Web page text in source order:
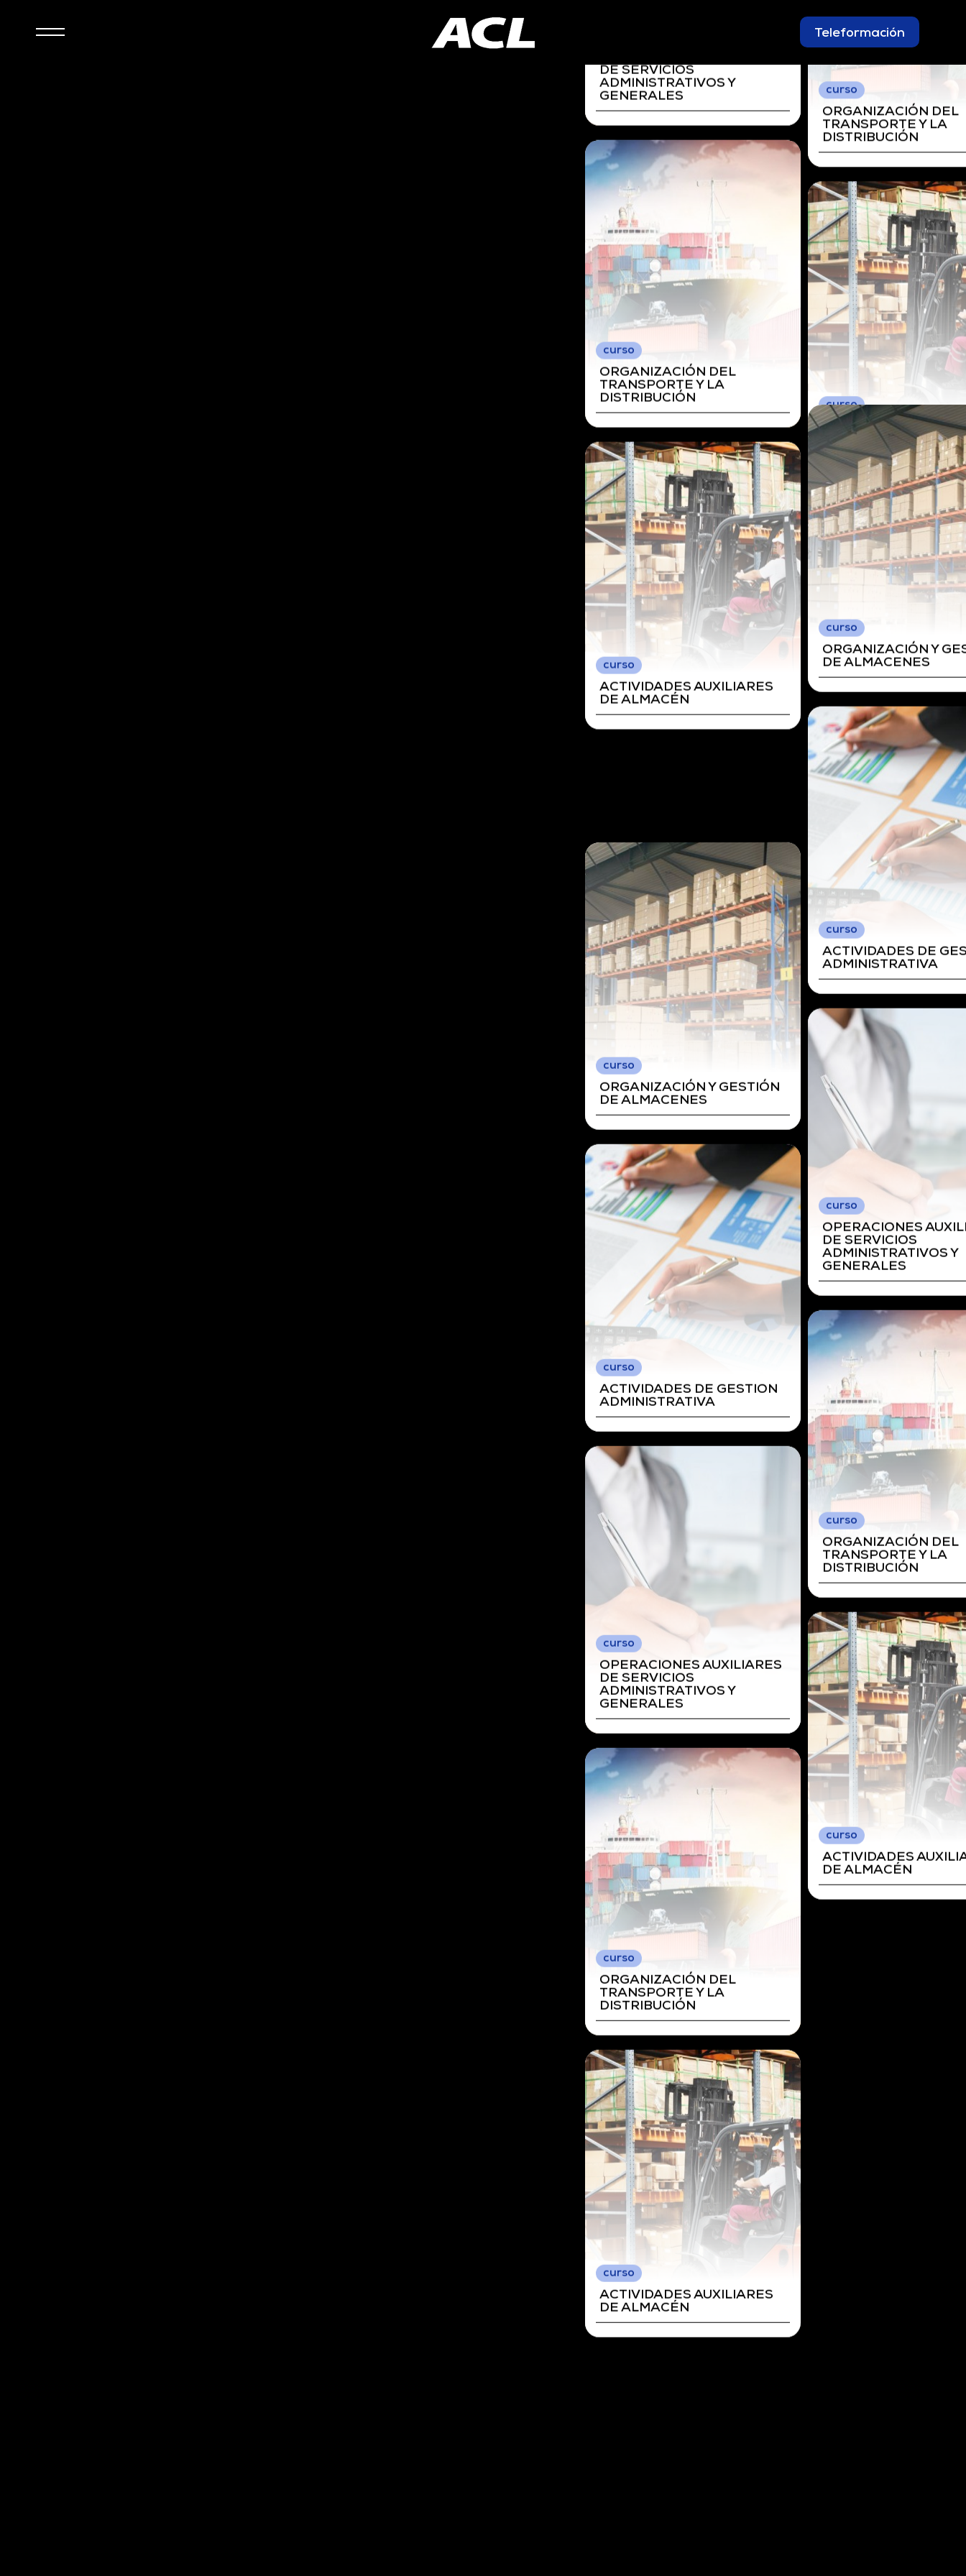
Teleformación
curso
ORGANIZACIÓN DEL
TRANSPORTE Y LA
DISTRIBUCIÓN
curso
ACTIVIDADES AUXILIARES
DE ALMACÉN
curso
ORGANIZACIÓN Y GESTIÓN
DE ALMACENES
curso
ACTIVIDADES DE GESTION
ADMINISTRATIVA
curso
OPERACIONES AUXILIARES
DE SERVICIOS
ADMINISTRATIVOS Y
GENERALES
curso
ORGANIZACIÓN DEL
TRANSPORTE Y LA
DISTRIBUCIÓN
curso
ACTIVIDADES AUXILIARES
DE ALMACÉN
curso
ORGANIZACIÓN DEL
TRANSPORTE Y LA
DISTRIBUCIÓN
curso
ACTIVIDADES
DE ALMACÉN
curso
ORGANIZACIÓN Y
DE ALMACENES
curso
ACTIVIDADES DE
ADMINISTRATIVA
curso
OPERACIONES
DE SERVICIOS
ADMINISTRATIVOS Y
GENERALES
curso
ORGANIZACIÓN DEL
TRANSPORTE Y LA
DISTRIBUCIÓN